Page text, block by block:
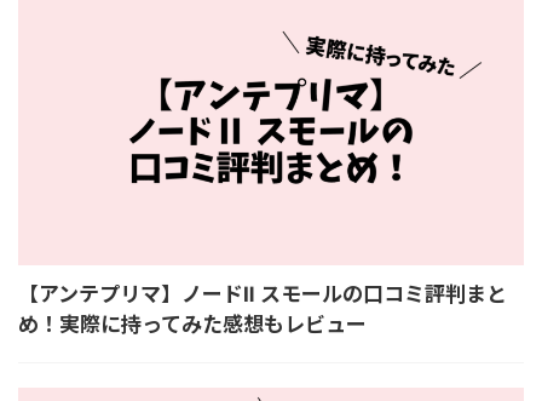
【アンテプリマ】ノードⅡ スモールの口コミ評判まと
め！実際に持ってみた感想もレビュー